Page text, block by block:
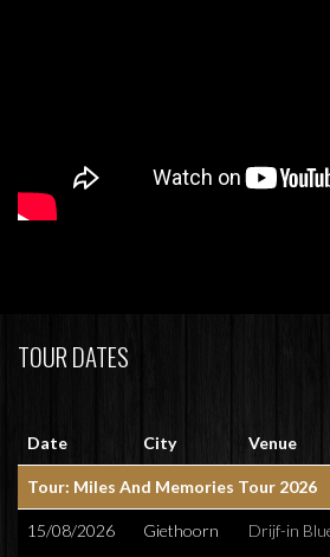
TOUR DATES
Date City Venue
Tour: Miles And Memories Tour 2026
15/08/2026 Giethoorn Drijf-in